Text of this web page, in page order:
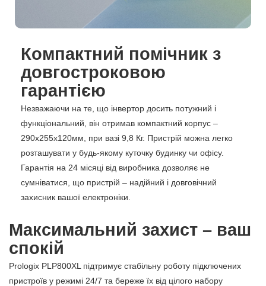
Компактний помічник з
довгостроковою
гарантією
Незважаючи на те, що інвертор досить потужний і
функціональний, він отримав компактний корпус –
290х255х120мм, при вазі 9,8 Кг. Пристрій можна легко
розташувати у будь-якому куточку будинку чи офісу.
Гарантія на 24 місяці від виробника дозволяє не
сумніватися, що пристрій – надійний і довговічний
захисник вашої електроніки.
Максимальний захист – ваш
спокій
Prologix PLP800XL підтримує стабільну роботу підключених
пристроїв у режимі 24/7 та береже їх від цілого набору